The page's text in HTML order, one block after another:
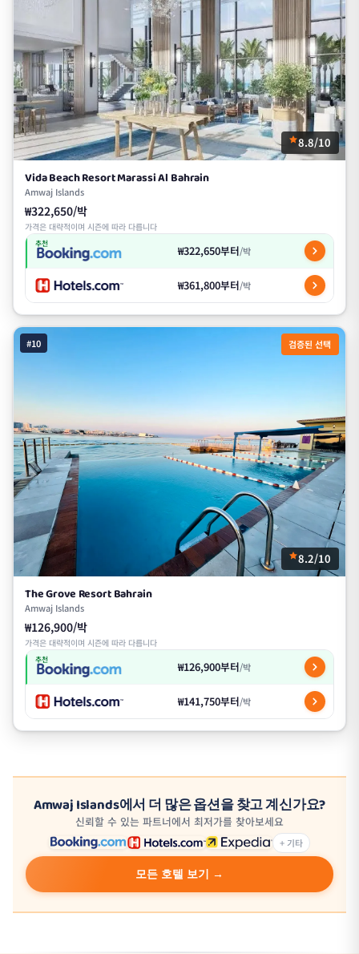
8.8/10
Vida Beach Resort Marassi Al Bahrain
Amwaj Islands
₩322,650/박
가격은 대략적이며 시즌에 따라 다릅니다
추천 ₩322,650부터/박
₩361,800부터/박
#10 검증된 선택
8.2/10
The Grove Resort Bahrain
Amwaj Islands
₩126,900/박
가격은 대략적이며 시즌에 따라 다릅니다
추천 ₩126,900부터/박
₩141,750부터/박
Amwaj Islands에서 더 많은 옵션을 찾고 계신가요?
신뢰할 수 있는 파트너에서 최저가를 찾아보세요
+ 기타
모든 호텔 보기 →